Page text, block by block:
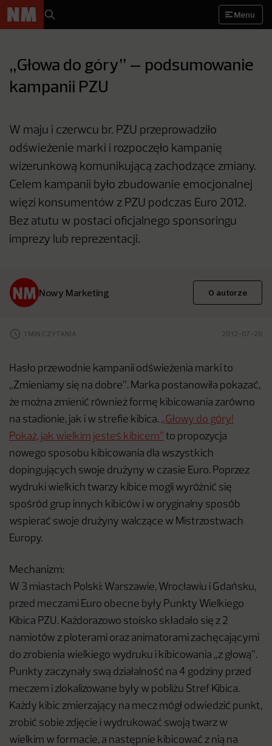
Menu
„Głowa do góry” – podsumowanie
kampanii PZU
W maju i czerwcu br. PZU przeprowadziło
odświeżenie marki i rozpoczęło kampanię
wizerunkową komunikującą zachodzące zmiany.
Celem kampanii było zbudowanie emocjonalnej
więzi konsumentów z PZU podczas Euro 2012.
Bez atutu w postaci oficjalnego sponsoringu
imprezy lub reprezentacji.
Nowy Marketing O autorze
1 MIN CZYTANIA 2012-07-20
Hasło przewodnie kampanii odświeżenia marki to
„Zmieniamy się na dobre”. Marka postanowiła pokazać,
że można zmienić również formę kibicowania zarówno
na stadionie, jak i w strefie kibica. „Głowy do góry!
Pokaż, jak wielkim jesteś kibicem” to propozycja
nowego sposobu kibicowania dla wszystkich
dopingujących swoje drużyny w czasie Euro. Poprzez
wydruki wielkich twarzy kibice mogli wyróżnić się
spośród grup innych kibiców i w oryginalny sposób
wspierać swoje drużyny walczące w Mistrzostwach
Europy.
Mechanizm:
W 3 miastach Polski: Warszawie, Wrocławiu i Gdańsku,
przed meczami Euro obecne były Punkty Wielkiego
Kibica PZU. Każdorazowo stoisko składało się z 2
namiotów z ploterami oraz animatorami zachęcającymi
do zrobienia wielkiego wydruku i kibicowania „z głową”.
Punkty zaczynały swą działalność na 4 godziny przed
meczem i zlokalizowane były w pobliżu Stref Kibica.
Każdy kibic zmierzający na mecz mógł odwiedzić punkt,
zrobić sobie zdjęcie i wydrukować swoją twarz w
wielkim w formacie, a następnie kibicować z nią na